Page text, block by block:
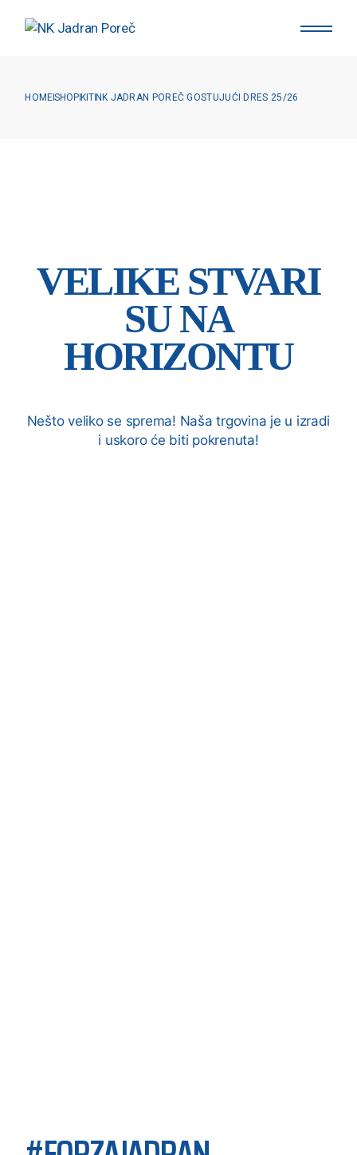
HOMESHOP KIT NK JADRAN POREČ GOSTUJUĆI DRES 25/26
VELIKE STVARI
SU NA
HORIZONTU
Nešto veliko se sprema! Naša trgovina je u izradi
i uskoro će biti pokrenuta!